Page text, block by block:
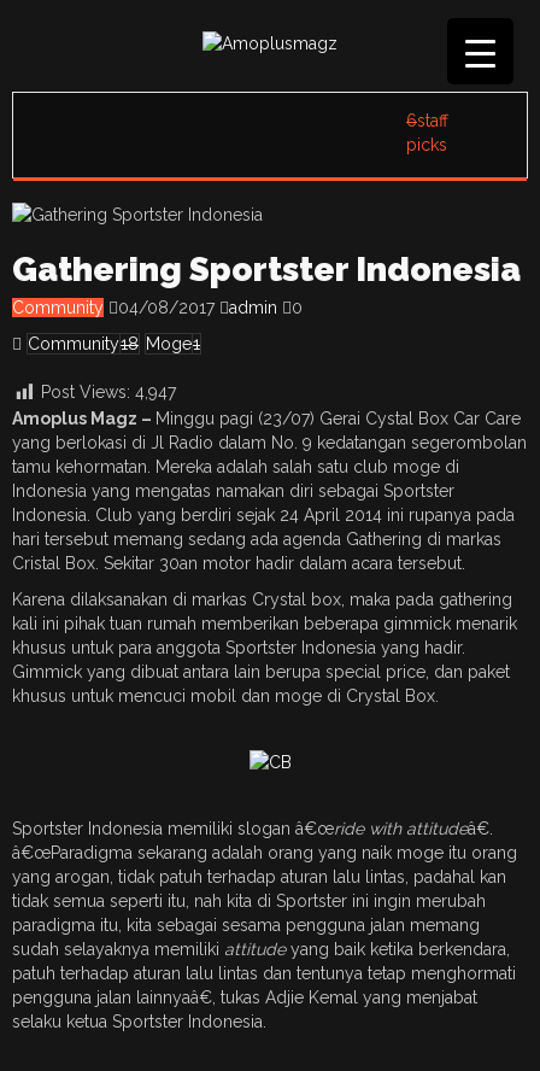
6staff
picks
Gathering Sportster Indonesia
Community 04/08/2017 admin
0
Community18 Moge1
Post Views: 4,947
Amoplus Magz – Minggu pagi (23/07) Gerai Cystal Box Car Care
yang berlokasi di Jl Radio dalam No. 9 kedatangan segerombolan
tamu kehormatan. Mereka adalah salah satu club moge di
Indonesia yang mengatas namakan diri sebagai Sportster
Indonesia. Club yang berdiri sejak 24 April 2014 ini rupanya pada
hari tersebut memang sedang ada agenda Gathering di markas
Cristal Box. Sekitar 30an motor hadir dalam acara tersebut.
Karena dilaksanakan di markas Crystal box, maka pada gathering
kali ini pihak tuan rumah memberikan beberapa gimmick menarik
khusus untuk para anggota Sportster Indonesia yang hadir.
Gimmick yang dibuat antara lain berupa special price, dan paket
khusus untuk mencuci mobil dan moge di Crystal Box.
Sportster Indonesia memiliki slogan â€œride with attitudeâ€.
â€œParadigma sekarang adalah orang yang naik moge itu orang
yang arogan, tidak patuh terhadap aturan lalu lintas, padahal kan
tidak semua seperti itu, nah kita di Sportster ini ingin merubah
paradigma itu, kita sebagai sesama pengguna jalan memang
sudah selayaknya memiliki attitudeyang baik ketika berkendara,
patuh terhadap aturan lalu lintas dan tentunya tetap menghormati
pengguna jalan lainnyaâ€, tukas Adjie Kemal yang menjabat
selaku ketua Sportster Indonesia.